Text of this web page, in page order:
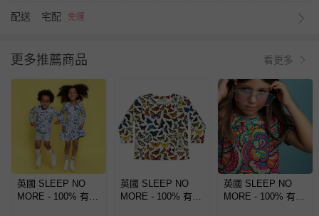
配送 宅配 免運
更多推薦商品 看更多
英國 SLEEP NO
MORE - 100% 有機
英國 SLEEP NO
MORE - 100% 有機
英國 SLEEP NO
MORE - 100% 有機